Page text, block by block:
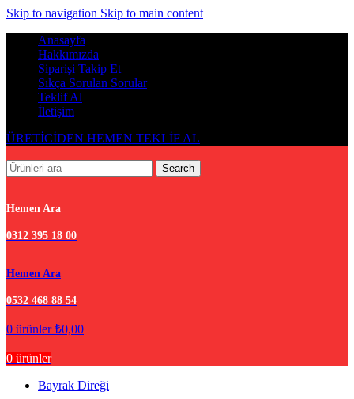
Skip to navigation Skip to main content
Anasayfa
Hakkımızda
Siparişi Takip Et
Sıkça Sorulan Sorular
Teklif Al
İletişim
ÜRETİCİDEN HEMEN TEKLİF AL
Search
Hemen Ara
0312 395 18 00
Hemen Ara
0532 468 88 54
0 ürünler ₺0,00
0 ürünler
Bayrak Direği